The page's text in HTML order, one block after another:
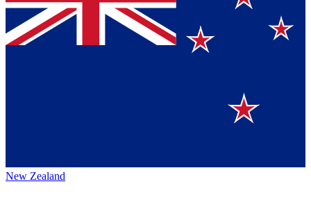
New Zealand